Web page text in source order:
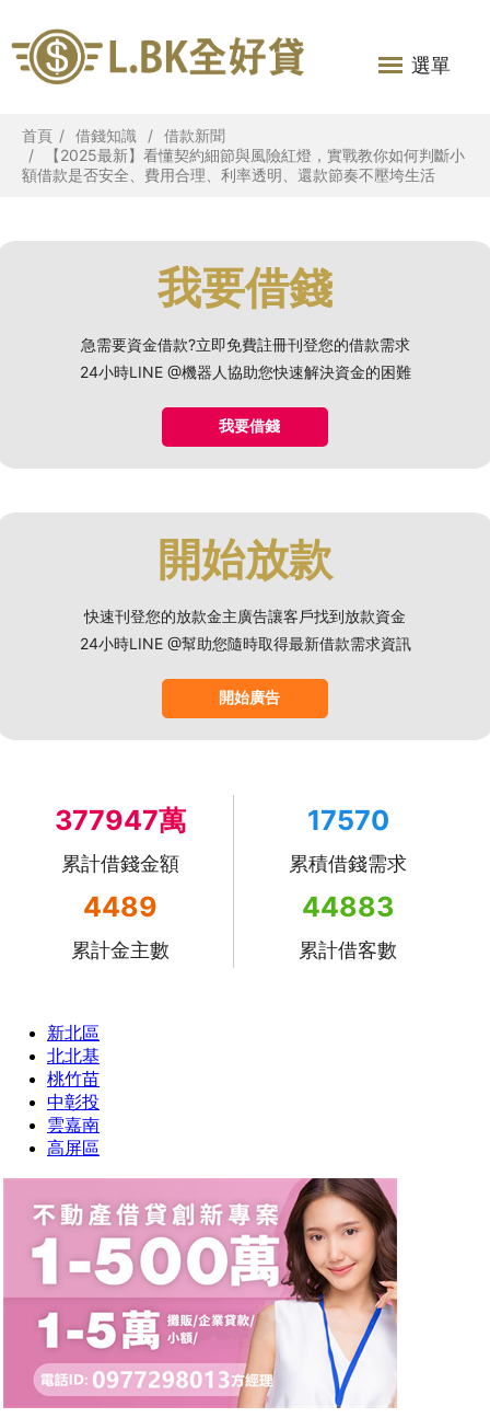
選單
首頁 借錢知識
借款新聞
【2025最新】看懂契約細節與風險紅燈，實戰教你如何判斷小
額借款是否安全、費用合理、利率透明、還款節奏不壓垮生活
我要借錢
急需要資金借款?立即免費註冊刊登您的借款需求
24小時LINE @機器人協助您快速解決資金的困難
我要借錢
開始放款
快速刊登您的放款金主廣告讓客戶找到放款資金
24小時LINE @幫助您隨時取得最新借款需求資訊
開始廣告
377947萬
累計借錢金額
17570
累積借錢需求
4489
累計金主數
44883
累計借客數